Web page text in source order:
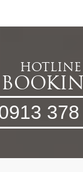
HOTLINE
378